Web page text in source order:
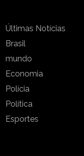
Últimas Notícias
Brasil
mundo
Economia
Polícia
Política
Esportes